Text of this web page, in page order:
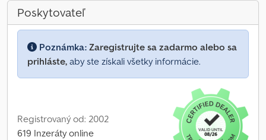
Poskytovateľ
Poznámka: Zaregistrujte sa zadarmo alebo sa
prihláste, aby ste získali všetky informácie.
Registrovaný od: 2002
619 Inzeráty online